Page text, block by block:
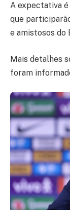
A expectativa é
que
e amistosos do
Mais detalhes
foram